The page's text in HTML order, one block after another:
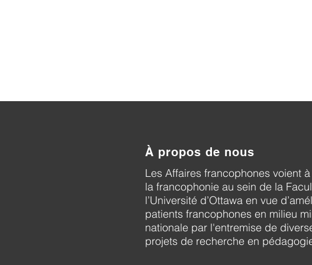
À propos de nous
Les Affaires francophones voient
la francophonie au sein de la
l’Université d’Ottawa en vue
patients francophones en milieu
nationale par l'entremise de
projets de recherche en